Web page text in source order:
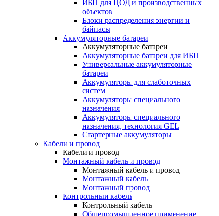
ИБП для ЦОД и производственных
объектов
Блоки распределения энергии и
байпасы
Аккумуляторные батареи
Аккумуляторные батареи
Аккумуляторные батареи для ИБП
Универсальные аккумуляторные
батареи
Аккумуляторы для слаботочных
систем
Аккумуляторы специального
назначения
Аккумуляторы специального
назначения, технология GEL
Стартерные аккумуляторы
Кабели и провод
Кабели и провод
Монтажный кабель и провод
Монтажный кабель и провод
Монтажный кабель
Монтажный провод
Контрольный кабель
Контрольный кабель
Общепромышленное применение